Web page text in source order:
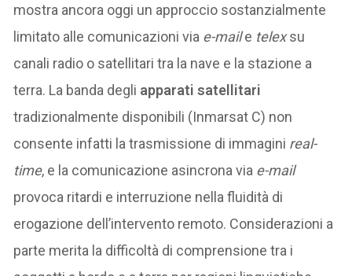
mostra ancora oggi un approccio sostanzialmente
limitato alle comunicazioni via e-maile telexsu
canali radio o satellitari tra la nave e la stazione a
terra. La banda degli apparati satellitari
tradizionalmente disponibili (Inmarsat C) non
consente infatti la trasmissione di immagini real-
time, e la comunicazione asincrona via e-mail
provoca ritardi e interruzione nella fluidità di
erogazione dell’intervento remoto. Considerazioni a
parte merita la difficoltà di comprensione tra i